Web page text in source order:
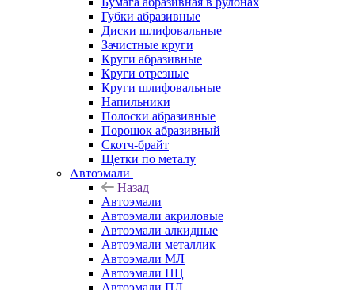
Губки абразивные
Диски шлифовальные
Зачистные круги
Круги абразивные
Круги отрезные
Круги шлифовальные
Напильники
Полоски абразивные
Порошок абразивный
Скотч-брайт
Щетки по металу
Автоэмали
Назад
Автоэмали
Автоэмали акриловые
Автоэмали алкидные
Автоэмали металлик
Автоэмали МЛ
Автоэмали НЦ
Автоэмали ПЛ